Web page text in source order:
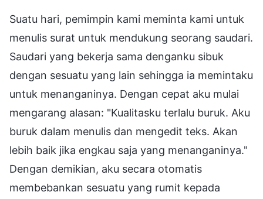
Suatu hari, pemimpin kami meminta kami untuk
menulis surat untuk mendukung seorang saudari.
Saudari yang bekerja sama denganku sibuk
dengan sesuatu yang lain sehingga ia memintaku
untuk menanganinya. Dengan cepat aku mulai
mengarang alasan: "Kualitasku terlalu buruk. Aku
buruk dalam menulis dan mengedit teks. Akan
lebih baik jika engkau saja yang menanganinya."
Dengan demikian, aku secara otomatis
membebankan sesuatu yang rumit kepada